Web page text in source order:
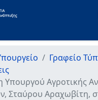
Γραφείο
Υπουργού Αγροτικής
Σταύρου Αραχωβίτη,